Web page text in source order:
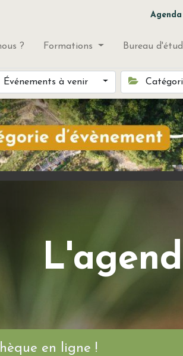
Agenda
? Formations Bureau
Événements à venir
en ligne !